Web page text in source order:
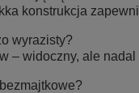
konstrukcja
wyrazisty?
– widoczny, ale nadal